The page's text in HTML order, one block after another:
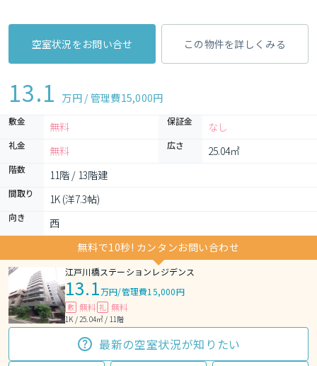
空室状況をお問い合せ この物件を詳しくみる
13.1 万円 / 管理費15,000円
敷金 無料 保証金 なし
礼金 無料 広さ 25.04㎡
階数 11階 / 13階建
間取り 1K (洋7.3帖)
向き
西
無料で10秒! カンタンお問い合わせ
江戸川橋ステーションレジデンス
13.1万円/管理費15,000円
敷 無料 礼 無料
1K / 25.04㎡ / 11階
最新の空室状況が知りたい